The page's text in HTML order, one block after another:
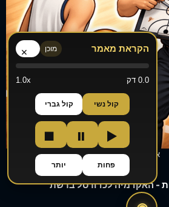
הקראת מאמר מוכן ×
0.0 דק 1.0x
קול נשי קול גברי
▶
⏸
■
פחות יותר
אימונים אישיים
- האקדמיה לכדורסל ברשת